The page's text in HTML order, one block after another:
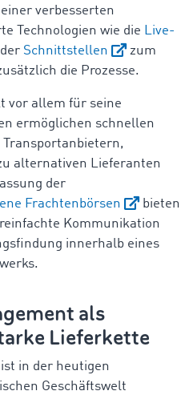
verbesserten
Technologien wie die Live-
Schnittstellen
zum
die Prozesse.
vor allem für seine
ermöglichen schnellen
Transportanbietern,
alternativen Lieferanten
der
Frachtenbörsen
bieten
Kommunikation
innerhalb eines
als
Lieferkette
in der heutigen
Geschäftswelt